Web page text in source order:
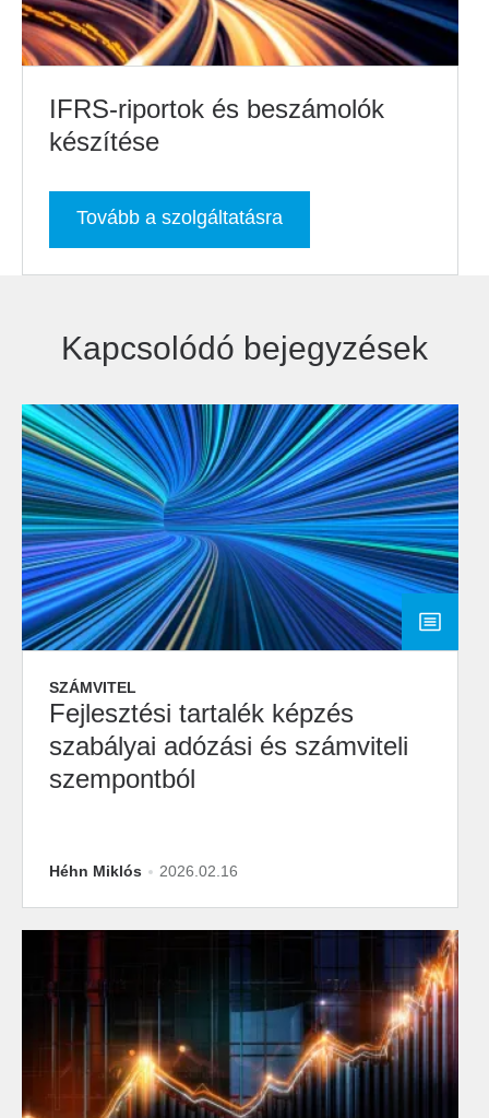
IFRS-riportok és beszámolók
készítése
Tovább a szolgáltatásra
Kapcsolódó bejegyzések
SZÁMVITEL
Fejlesztési tartalék képzés
szabályai adózási és számviteli
szempontból
Héhn Miklós 2026.02.16